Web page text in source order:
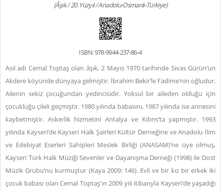
(Âşık / 20. Yüzyıl / Anadolu-Osmanlı-Türkiye)
ISBN: 978-9944-237-86-4
Asıl adı Cemal Toptaş olan âşık, 2 Mayıs 1970 tarihinde Sivas Gürün’ün
Akdere köyünde dünyaya gelmiştir. İbrahim Bekir’le Fadime’nin oğludur.
Ailenin sekiz çocuğundan yedincisidir. Yoksul bir aileden olduğu için
çocukluğu çileli geçmiştir. 1980 yılında babasını, 1987 yılında ise annesini
kaybetmiştir. Askerlik hizmetini Antalya ve Kıbrıs’ta yapmıştır. 1993
yılında Kayseri’de Kayseri Halk Şairleri Kültür Derneğine ve Anadolu İlim
ve Edebiyat Eserleri Sahipleri Meslek Birliği (ANASAM)’ne üye olmuş,
Kayseri Türk Halk Müziği Sevenler ve Dayanışma Derneği (1998) ile Dost
Müzik Grubu’nu kurmuştur (Kaya 2009: 146). Evli ve bir kız bir erkek iki
çocuk babası olan Cemal Toptaş'ın 2009 yılı itibarıyla Kayseri’de yaşadığı